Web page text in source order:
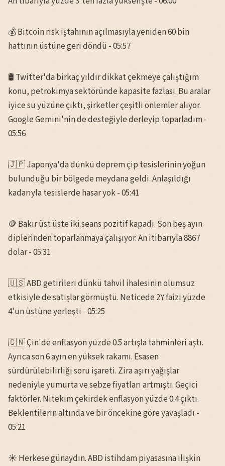
💰 Bitcoin risk iştahının açılmasıyla yeniden 60 bin
hattının üstüne geri döndü - 05:57
🛢️ Twitter'da birkaç yıldır dikkat çekmeye çalıştığım
konu, petrokimya sektöründe kapasite fazlası. Bu aralar
iyice su yüzüne çıktı, şirketler çeşitli önlemler alıyor.
Google Gemini'nin de desteğiylederleyip toparladım-
05:56
🇯🇵 Japonya'da dünkü deprem çip tesislerinin yoğun
bulunduğu bir bölgede meydana geldi. Anlaşıldığı
kadarıyla tesislerde hasar yok - 05:41
🪙 Bakır üst üste iki seans pozitif kapadı. Son beş ayın
diplerinden toparlanmaya çalışıyor. An itibarıyla 8867
dolar - 05:31
🇺🇸 ABD getirileri dünkü tahvil ihalesinin olumsuz
etkisiyle de satışlar görmüştü. Neticede 2Y faizi yüzde
4'ün üstüne yerleşti - 05:25
🇨🇳 Çin'de enflasyon yüzde 0.5 artışla tahminleri aştı.
Ayrıca son 6 ayın en yüksek rakamı. Esasen
sürdürülebilirliği soru işareti. Zira aşırı yağışlar
nedeniyle yumurta ve sebze fiyatları artmıştı. Geçici
faktörler. Nitekim çekirdek enflasyon yüzde 0.4 çıktı.
Beklentilerin altında ve bir öncekine göre yavaşladı -
05:21
☀️ Herkese günaydın. ABD istihdam piyasasına ilişkin